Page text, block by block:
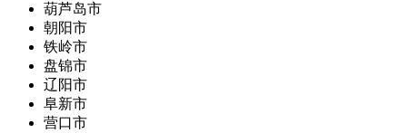
葫芦岛市
朝阳市
铁岭市
盘锦市
辽阳市
阜新市
营口市